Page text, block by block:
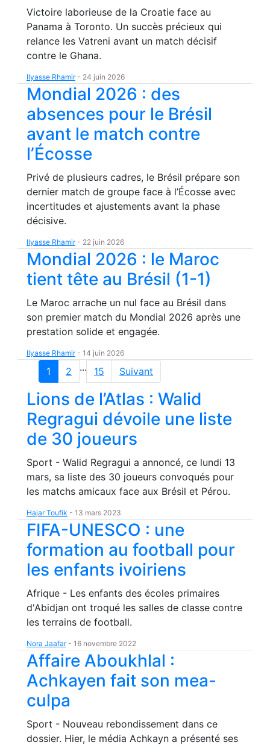
Victoire laborieuse de la Croatie face au
Panama à Toronto. Un succès précieux qui
relance les Vatreni avant un match décisif
contre le Ghana.
Ilyasse Rhamir- 24 juin 2026
Mondial 2026 : des
absences pour le Brésil
avant le match contre
l’Écosse
Privé de plusieurs cadres, le Brésil prépare son
dernier match de groupe face à l’Écosse avec
incertitudes et ajustements avant la phase
décisive.
Ilyasse Rhamir- 22 juin 2026
Mondial 2026 : le Maroc
tient tête au Brésil (1-1)
Le Maroc arrache un nul face au Brésil dans
son premier match du Mondial 2026 après une
prestation solide et engagée.
Ilyasse Rhamir- 14 juin 2026
1 2 ... 15 Suivant
Lions de l’Atlas : Walid
Regragui dévoile une liste
de 30 joueurs
Sport - Walid Regragui a annoncé, ce lundi 13
mars, sa liste des 30 joueurs convoqués pour
les matchs amicaux face aux Brésil et Pérou.
Hajar Toufik - 13 mars 2023
FIFA-UNESCO : une
formation au football pour
les enfants ivoiriens
Afrique - Les enfants des écoles primaires
d'Abidjan ont troqué les salles de classe contre
les terrains de football.
Nora Jaafar- 16 novembre 2022
Affaire Aboukhlal :
Achkayen fait son mea-
culpa
Sport - Nouveau rebondissement dans ce
dossier. Hier, le média Achkayn a présenté ses